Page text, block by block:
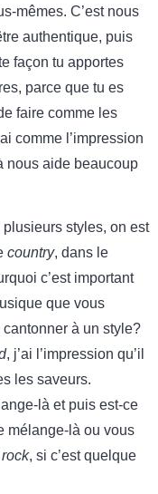
mêmes. C’est nous
authentique, puis
façon tu apportes
parce que tu es
faire comme les
comme l’impression
nous aide beaucoup
plusieurs styles, on est
country, dans le
c’est important
que vous
à un style?
, j’ai l’impression qu’il
les saveurs.
là et puis est-ce
mélange-là ou vous
rock, si c’est quelque